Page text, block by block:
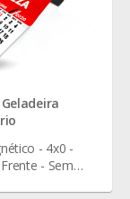
- 4x0 -
- Sem